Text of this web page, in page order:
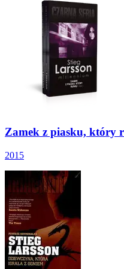
Zamek z piasku, który
2015